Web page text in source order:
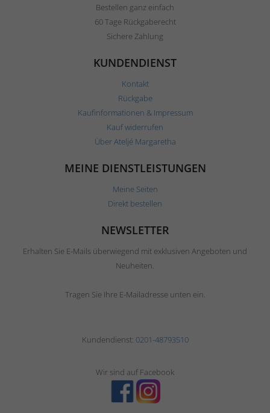
Bestellen ganz einfach
60 Tage Rückgaberecht
Sichere Zahlung
KUNDENDIENST
Kontakt
Rückgabe
Kaufinformationen & Impressum
Kauf widerrufen
Über Ateljé Margaretha
MEINE DIENSTLEISTUNGEN
Meine Seiten
Direkt bestellen
NEWSLETTER
Erhalten Sie E-Mails überwiegend mit exklusiven Angeboten und
Neuheiten.
Tragen Sie Ihre E-Mailadresse unten ein.
Kundendienst: 0201-48793510
Wir sind auf Facebook